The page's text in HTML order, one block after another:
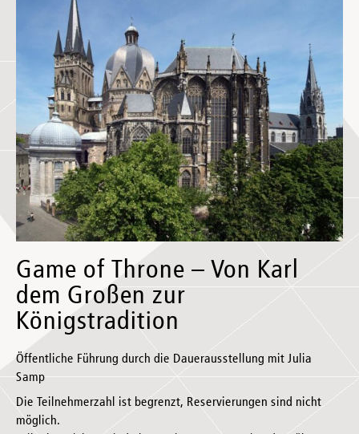
Game of Throne – Von Karl
dem Großen zur
Königstradition
Öffentliche Führung durch die Dauerausstellung mit Julia
Samp
Die Teilnehmerzahl ist begrenzt, Reservierungen sind nicht
möglich.